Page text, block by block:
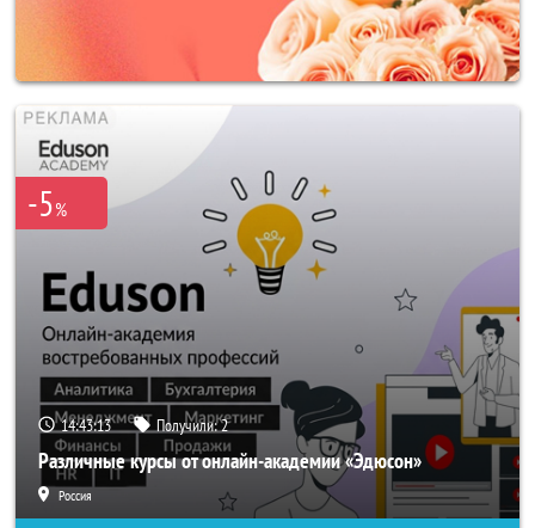
-5%
14:43:10 Получили:2
Различные курсы от онлайн-академии «Эдюсон»
Россия